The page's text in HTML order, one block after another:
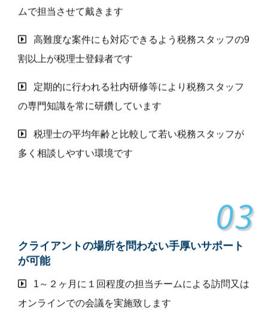
ムで担当させて戴きます
高難度な案件にも対応できるよう税務スタッフの9
割以上が税理士登録者です
定期的に行われる社内研修等により税務スタッフ
の専門知識を常に研鑽しています
税理士の平均年齢と比較して若い税務スタッフが
多く相談しやすい環境です
03
クライアントの場所を問わない手厚いサポート
が可能
1～２ヶ月に１回程度の担当チームによる訪問又は
オンラインでの会議を実施致します